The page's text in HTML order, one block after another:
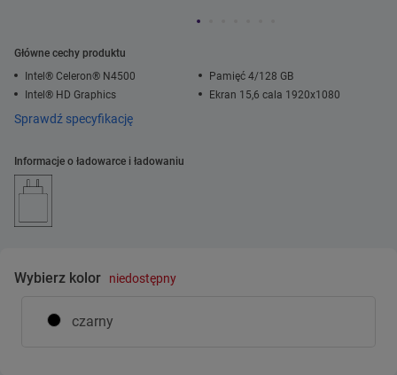
Główne cechy produktu
Intel® Celeron® N4500
Pamięć 4/128 GB
Intel® HD Graphics
Ekran 15,6 cala 1920x1080
Sprawdź specyfikację
Informacje o ładowarce i ładowaniu
Wybierz kolor niedostępny
czarny